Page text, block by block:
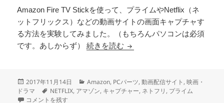
Amazon Fire TV Stickを使って、プライムやNetflix（ネ
ットフリックス）などの動画サイトの画面キャプチャす
る方法を実験してみました。（もちろんパソコンは必須
です。あしからず）続きを読む Amazon Fire TV Stickを使
投
稿
日:
2017年11月14日
カ
テ
Amazon, PCパーツ,動画配信サイト ,映画・
ドラマ
タ
グ
NETFLIX, アマゾン, キャプチャー, ネトフリ , プライム
Amazon Fire TV Stickを使って、プライムやNetflixをキャプチャしてみる
コメントを残す